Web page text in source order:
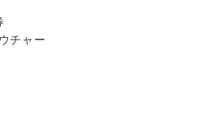
チャー